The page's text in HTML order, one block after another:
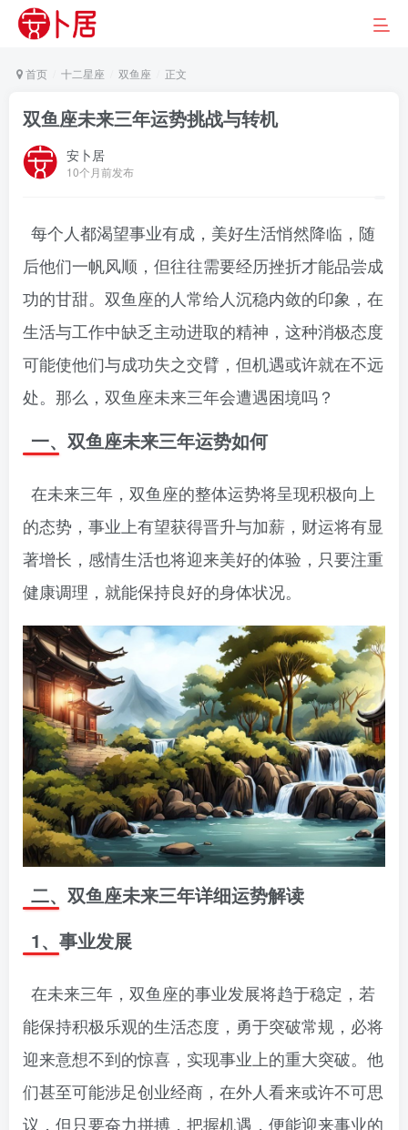
首页 十二星座 双鱼座 正文
双鱼座未来三年运势挑战与转机
安卜居
10个月前发布
每个人都渴望事业有成，美好生活悄然降临，随
后他们一帆风顺，但往往需要经历挫折才能品尝成
功的甘甜。双鱼座的人常给人沉稳内敛的印象，在
生活与工作中缺乏主动进取的精神，这种消极态度
可能使他们与成功失之交臂，但机遇或许就在不远
处。那么，双鱼座未来三年会遭遇困境吗？
一、双鱼座未来三年运势如何
在未来三年，双鱼座的整体运势将呈现积极向上
的态势，事业上有望获得晋升与加薪，财运将有显
著增长，感情生活也将迎来美好的体验，只要注重
健康调理，就能保持良好的身体状况。
二、双鱼座未来三年详细运势解读
1、事业发展
在未来三年，双鱼座的事业发展将趋于稳定，若
能保持积极乐观的生活态度，勇于突破常规，必将
迎来意想不到的惊喜，实现事业上的重大突破。他
们甚至可能涉足创业经商，在外人看来或许不可思
议，但只要奋力拼搏，把握机遇，便能迎来事业的